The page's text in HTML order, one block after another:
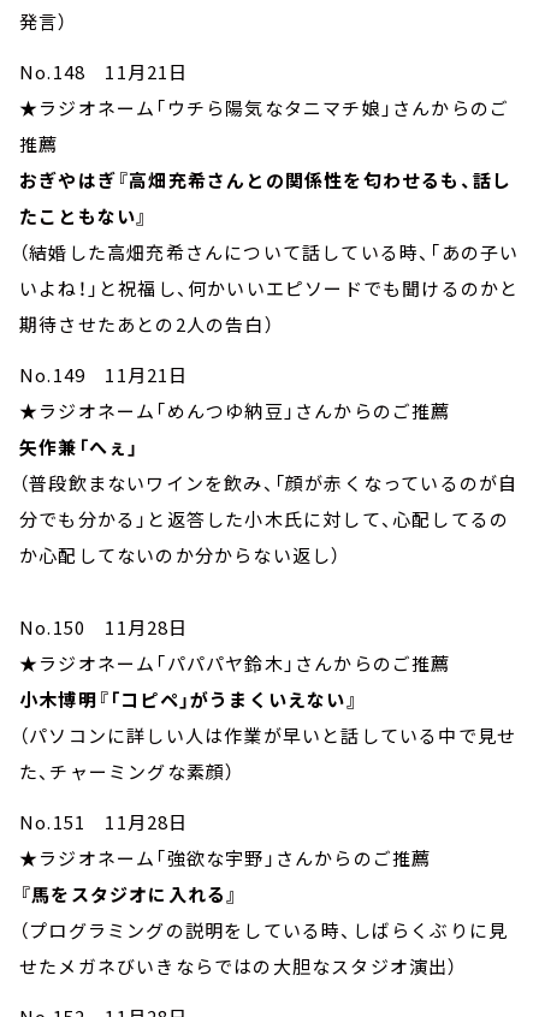
発言）
No.148 11月21日
★ラジオネーム「ウチら陽気なタニマチ娘」さんからのご
推薦
おぎやはぎ『高畑充希さんとの関係性を匂わせるも、話し
たこともない』
（結婚した高畑充希さんについて話している時、「あの子い
いよね！」と祝福し、何かいいエピソードでも聞けるのかと
期待させたあとの2人の告白）
No.149 11月21日
★ラジオネーム「めんつゆ納豆」さんからのご推薦
矢作兼「へぇ」
（普段飲まないワインを飲み、「顔が赤くなっているのが自
分でも分かる」と返答した小木氏に対して、心配してるの
か心配してないのか分からない返し）
No.150 11月28日
★ラジオネーム「パパパヤ鈴木」さんからのご推薦
小木博明『「コピペ」がうまくいえない』
（パソコンに詳しい人は作業が早いと話している中で見せ
た、チャーミングな素顔）
No.151 11月28日
★ラジオネーム「強欲な宇野」さんからのご推薦
『馬をスタジオに入れる』
（プログラミングの説明をしている時、しばらくぶりに見
せたメガネびいきならではの大胆なスタジオ演出）